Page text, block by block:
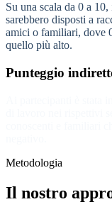
Su una scala da 0 a
sarebbero disposti a
amici o familiari, dove
quello più alto.
Punteggio
Metodologia
Il nostro